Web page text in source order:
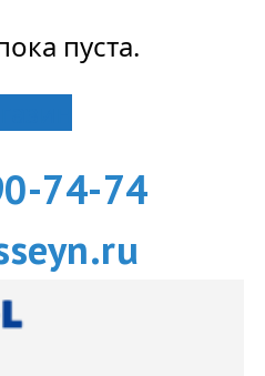
пуста.
74-74